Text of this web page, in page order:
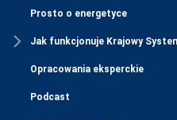
Prosto o energetyce
Jak funkcjonuje Krajowy
Opracowania eksperckie
Podcast